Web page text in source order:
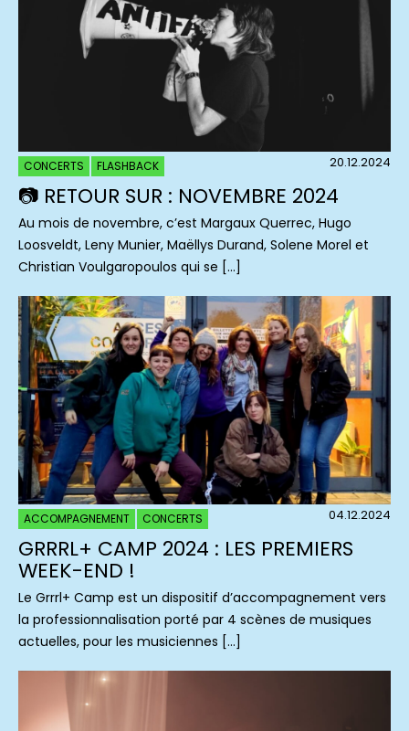
CONCERTS FLASHBACK 20.12.2024
📷 RETOUR SUR : NOVEMBRE 2024
Au mois de novembre, c’est Margaux Querrec, Hugo
Loosveldt, Leny Munier, Maëllys Durand, Solene Morel et
Christian Voulgaropoulos qui se […]
ACCOMPAGNEMENT CONCERTS 04.12.2024
GRRRL+ CAMP 2024 : LES PREMIERS
WEEK-END !
Le Grrrl+ Camp est un dispositif d’accompagnement vers
la professionnalisation porté par 4 scènes de musiques
actuelles, pour les musiciennes […]